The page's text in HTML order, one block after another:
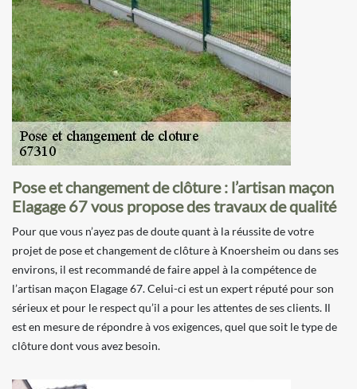
Pose et changement de clôture : l’artisan maçon
Elagage 67 vous propose des travaux de qualité
Pour que vous n’ayez pas de doute quant à la réussite de votre
projet de pose et changement de clôture à Knoersheim ou dans ses
environs, il est recommandé de faire appel à la compétence de
l’artisan maçon Elagage 67. Celui-ci est un expert réputé pour son
sérieux et pour le respect qu’il a pour les attentes de ses clients. Il
est en mesure de répondre à vos exigences, quel que soit le type de
clôture dont vous avez besoin.